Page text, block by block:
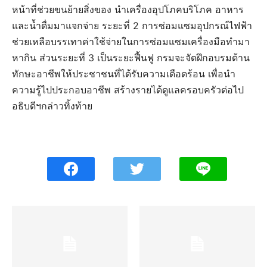
หน้าที่ช่วยขนย้ายสิ่งของ นำเครื่องอุปโภคบริโภค อาหาร
และน้ำดื่มมาแจกจ่าย ระยะที่ 2 การซ่อมแซมอุปกรณ์ไฟฟ้า
ช่วยเหลือบรรเทาค่าใช้จ่ายในการซ่อมแซมเครื่องมือทำมา
หากิน ส่วนระยะที่ 3 เป็นระยะฟื้นฟู กรมจะจัดฝึกอบรมด้าน
ทักษะอาชีพให้ประชาชนที่ได้รับความเดือดร้อน เพื่อนำ
ความรู้ไปประกอบอาชีพ สร้างรายได้ดูแลครอบครัวต่อไป
อธิบดีฯกล่าวทิ้งท้าย